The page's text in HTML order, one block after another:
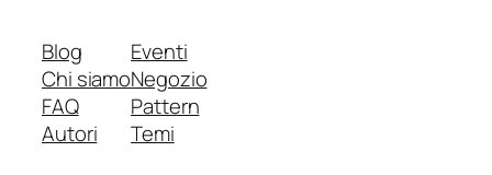
Blog
Chi siamo
FAQ
Autori
Eventi
Negozio
Pattern
Temi